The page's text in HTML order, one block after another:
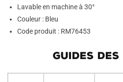
Lavable en machine à 30°
Couleur : Bleu
Code produit : RM76453
GUIDES